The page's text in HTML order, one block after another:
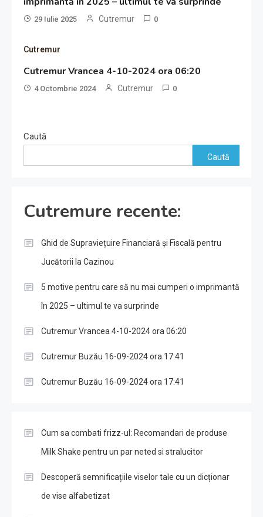
29 Iulie 2025 Cutremur 0
Cutremur
Cutremur Vrancea 4-10-2024 ora 06:20
4 Octombrie 2024 Cutremur 0
Caută
Caută
Cutremure recente:
Ghid de Supraviețuire Financiară și Fiscală pentru
Jucătorii la Cazinou
5 motive pentru care să nu mai cumperi o imprimantă
în 2025 – ultimul te va surprinde
Cutremur Vrancea 4-10-2024 ora 06:20
Cutremur Buzău 16-09-2024 ora 17:41
Cutremur Buzău 16-09-2024 ora 17:41
Cum sa combati frizz-ul: Recomandari de produse
Milk Shake pentru un par neted si stralucitor
Descoperă semnificațiile viselor tale cu un dicționar
de vise alfabetizat